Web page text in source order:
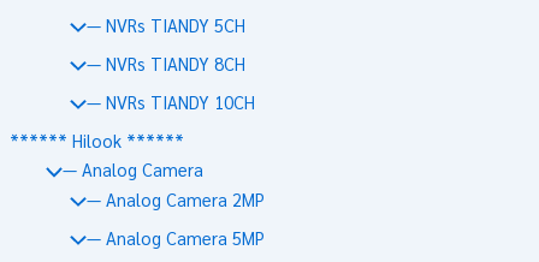
— NVRs TIANDY 5CH
— NVRs TIANDY 8CH
— NVRs TIANDY 10CH
****** Hilook ******
— Analog Camera
— Analog Camera 2MP
— Analog Camera 5MP